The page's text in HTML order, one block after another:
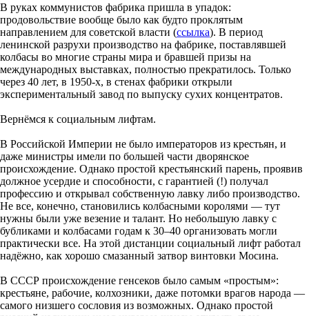
В руках коммунистов фабрика пришла в упадок:
продовольствие вообще было как будто проклятым
направлением для советской власти (ссылка). В период
ленинской разрухи производство на фабрике, поставлявшей
колбасы во многие страны мира и бравшей призы на
международных выставках, полностью прекратилось. Только
через 40 лет, в 1950-х, в стенах фабрики открыли
экспериментальный завод по выпуску сухих концентратов.
Вернёмся к социальным лифтам.
В Российской Империи не было императоров из крестьян, и
даже министры имели по большей части дворянское
происхождение. Однако простой крестьянский парень, проявив
должное усердие и способности, с гарантией (!) получал
профессию и открывал собственную лавку либо производство.
Не все, конечно, становились колбасными королями — тут
нужны были уже везение и талант. Но небольшую лавку с
бубликами и колбасами годам к 30–40 организовать могли
практически все. На этой дистанции социальный лифт работал
надёжно, как хорошо смазанный затвор винтовки Мосина.
В СССР происхождение генсеков было самым «простым»:
крестьяне, рабочие, колхозники, даже потомки врагов народа —
самого низшего сословия из возможных. Однако простой